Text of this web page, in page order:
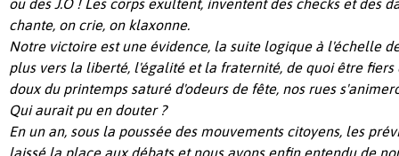
ou des J.O ! Les corps exultent, inventent des checks et des
chante, on crie, on klaxonne.
Notre victoire est une évidence, la suite logique à l'échelle
plus vers la liberté, l'égalité et la fraternité, de quoi être fiers
doux du printemps saturé d'odeurs de fête, nos rues
Qui aurait pu en douter ?
En un an, sous la poussée des mouvements citoyens, les
laissé la place aux débats et nous avons enfin entendu de